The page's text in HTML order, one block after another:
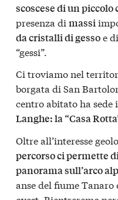
scoscese di un piccolo
presenza di massi
da cristalli di gessoe
“gessi”.
Ci troviamo nel
borgata di San
centro abitato ha sede
Langhe: la “Casa
Oltre all’interesse
percorso ci permette
panorama sull’arco
anse del fiume Tanaro